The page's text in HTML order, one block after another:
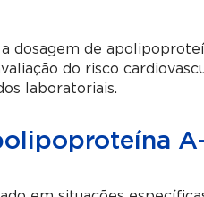
dosagem de
do risco
laboratoriais.